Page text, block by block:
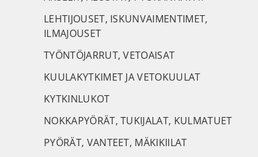
LEHTIJOUSET, ISKUNVAIMENTIMET,
ILMAJOUSET
TYÖNTÖJARRUT, VETOAISAT
KUULAKYTKIMET JA VETOKUULAT
KYTKINLUKOT
NOKKAPYÖRÄT, TUKIJALAT, KULMATUET
PYÖRÄT, VANTEET, MÄKIKIILAT